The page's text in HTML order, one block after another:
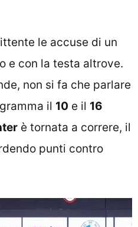
le accuse di un
e con la testa altrove.
non si fa che parlare
il 10 e il 16
è tornata a correre, il
punti contro